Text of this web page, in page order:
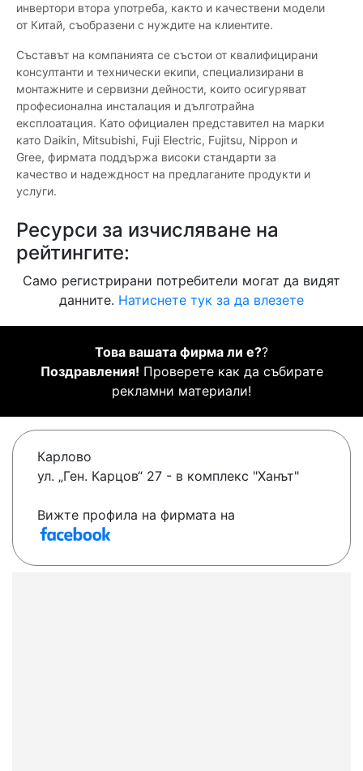
инвертори втора употреба, както и качествени модели
от Китай, съобразени с нуждите на клиентите.
Съставът на компанията се състои от квалифицирани
консултанти и технически екипи, специализирани в
монтажните и сервизни дейности, които осигуряват
професионална инсталация и дълготрайна
експлоатация. Като официален представител на марки
като Daikin, Mitsubishi, Fuji Electric, Fujitsu, Nippon и
Gree, фирмата поддържа високи стандарти за
качество и надеждност на предлаганите продукти и
услуги.
Ресурси за изчисляване на
рейтингите:
Само регистрирани потребители могат да видят
данните. Натиснете тук за да влезете
Това вашата фирма ли е??
Поздравления! Проверете как да събирате
рекламни материали!
Карлово
ул. „Ген. Карцов“ 27 - в комплекс "Ханът"
Вижте профила на фирмата на